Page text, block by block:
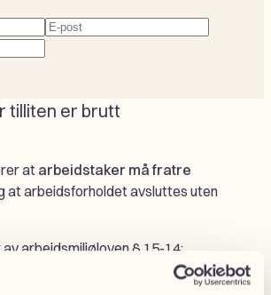
E-
tilliten er brutt
at arbeidstaker må fratre
at arbeidsforholdet avsluttes uten
arbeidsmiljøloven § 15-14:
avskjediges dersom vedkommende